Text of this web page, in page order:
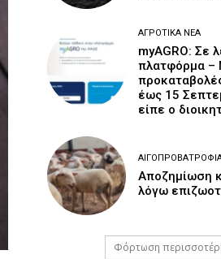
ΑΓΡΟΤΙΚΆ ΝΈΑ
myAGRO: Σε
πλατφόρμα –
έως 15
είπε ο
Αποζημίωση
λόγω
Φόρτωση